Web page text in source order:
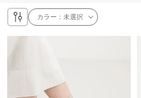
カラー：未選択